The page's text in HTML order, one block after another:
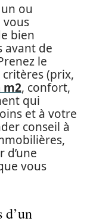
ou
vous
bien
avant de
le
(prix,
m2, confort,
qui
et à votre
conseil à
d’une
vous
d’un